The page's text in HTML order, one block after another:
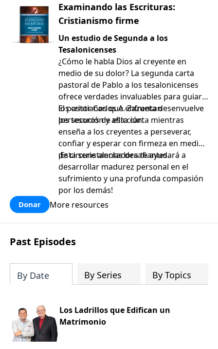
Examinando las Escrituras:
Cristianismo firme
Un estudio de Segunda a los
Tesalonicenses
¿Cómo le habla Dios al creyente en
medio de su dolor? La segunda carta
pastoral de Pablo a los tesalonicenses
ofrece verdades invaluables para guiar a
los cristianos que enfrentan
persecución y aflicción.
El pastor Carlos A. Zazueta desenvuelve
los tesoros de esta carta mientras
enseña a los creyentes a perseverar,
confiar y esperar con firmeza en medio
de circunstancias desafiantes.
¡Esta serie alentadora te ayudará a
desarrollar madurez personal en el
sufrimiento y una profunda compasión
por los demás!
Donar More resources
Past Episodes
By Date By Series By Topics
Los Ladrillos que Edifican un
Matrimonio